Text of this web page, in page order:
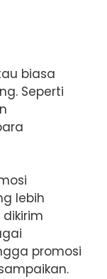
biasa
Seperti
lebih
promosi